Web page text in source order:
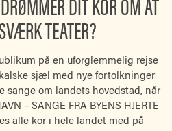
DIT KOR OM AT
TEATER?
på en uforglemmelig rejse
sjæl med nye fortolkninger
sange om landets hovedstad, når
– SANGE FRA BYENS HJERTE
alle kor i hele landet med på